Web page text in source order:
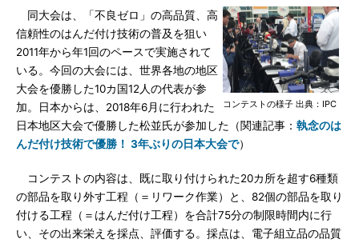
コンテストの様子 出典：IPC
同大会は、「不良ゼロ」の高品質、高
信頼性のはんだ付け技術の普及を狙い
2011年から年1回のペースで実施されて
いる。今回の大会には、世界各地の地区
大会を優勝した10カ国12人の代表が参
加。日本からは、2018年6月に行われた
日本地区大会で優勝した松並氏が参加した（関連記事： 執念のは
んだ付け技術で優勝！ 3年ぶりの日本大会で）
コンテストの内容は、既に取り付けられた20カ所を超す6種類
の部品を取り外す工程（＝リワーク作業）と、82個の部品を取り
付ける工程（＝はんだ付け工程）を合計75分の制限時間内に行
い、その出来栄えを採点、評価する。採点は、電子組立品の品質